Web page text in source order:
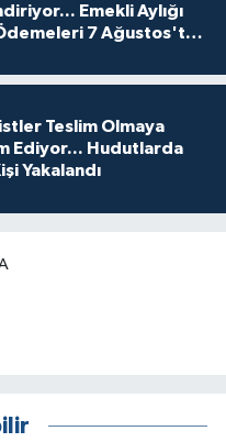
Emekli Aylığı
7 Ağustos'ta
Teslim Olmaya
Ediyor... Hudutlarda
Yakalandı